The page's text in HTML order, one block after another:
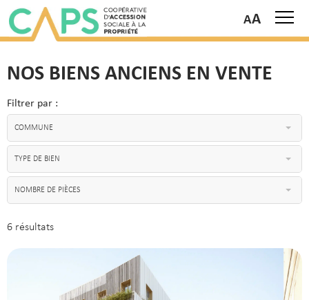
NOS BIENS ANCIENS EN VENTE
Filtrer par :
COMMUNE
TYPE DE BIEN
NOMBRE DE PIÈCES
6 résultats
A